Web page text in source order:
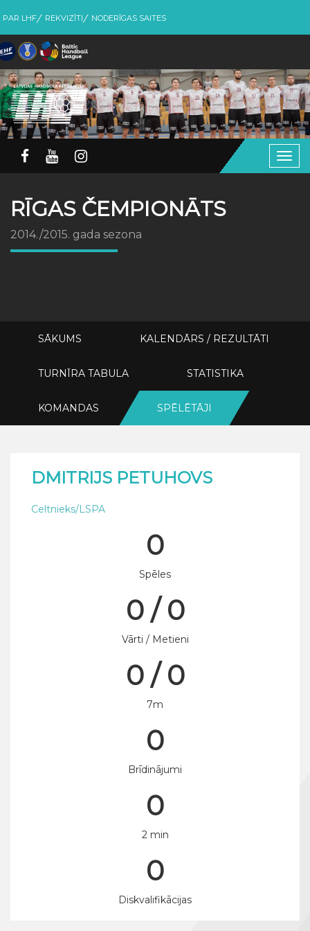
PAR LHF REKVIZĪTI NODERĪGAS SAITES
RĪGAS ČEMPIONĀTS
2014./2015. gada sezona
SĀKUMS KALENDĀRS / REZULTĀTI
TURNĪRA TABULA STATISTIKA
KOMANDAS SPĒLĒTĀJI
DMITRIJS PETUHOVS
Celtnieks/LSPA
0
Spēles
0 / 0
Vārti / Metieni
0 / 0
7m
0
Brīdinājumi
0
2 min
0
Diskvalifikācijas